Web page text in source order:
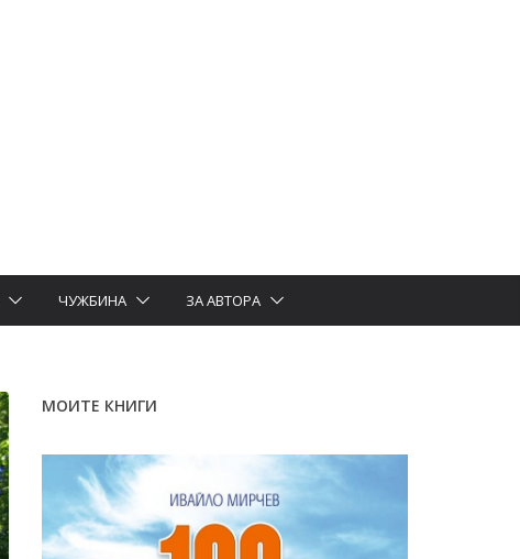
ЧУЖБИНА ЗА АВТОРА
МОИТЕ КНИГИ